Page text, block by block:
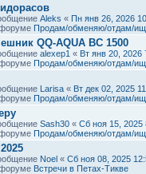
Aleks « Пн янв 26, 2026
Продам/обменяю/отдам/
QQ-AQUA BC 1500
alexep1 « Вт янв 20, 2026
Продам/обменяю/отдам/
Larisa « Вт дек 02, 2025
Продам/обменяю/отдам/
Sash30 « Сб ноя 15, 2025
Продам/обменяю/отдам/
Noel « Сб ноя 08, 2025
Встречи в Петах-Тикве